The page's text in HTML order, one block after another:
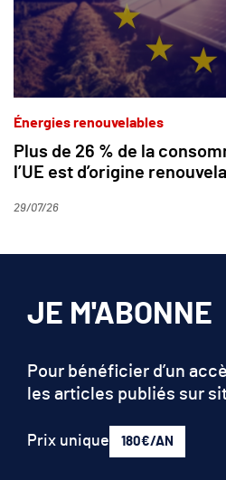
Énergies renouvelables
Plus de 26 % de la
l’UE est d’origine
29/07/26
JE M'ABONNE
Pour bénéficier d’un
les articles publiés sur
Prix unique 180€/AN